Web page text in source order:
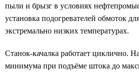
пыли и брызг в условиях
установка подогревателей обмоток
экстремально низких температурах.
Станок-качалка работает циклично.
минимума при подъёме штока до